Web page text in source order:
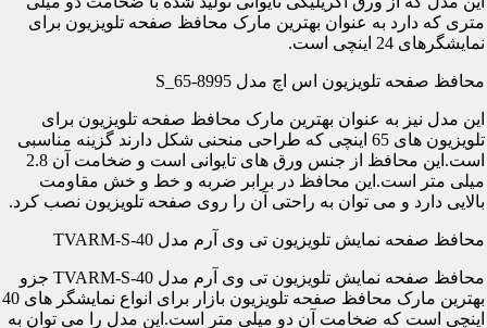
متری که دارد به عنوان بهترین مارک محافظ صفحه تلویزیون برای
نمایشگرهای 24 اینچی است.
محافظ صفحه تلویزیون اس اچ مدل S_65-8995
این مدل نیز به عنوان بهترین مارک محافظ صفحه تلویزیون برای
تلویزیون های 65 اینچی که طراحی منحنی شکل دارند گزینه مناسبی
است.این محافظ از جنس ورق های تایوانی است و ضخامت آن 2.8
میلی متر است.این محافظ در برابر ضربه و خط و خش مقاومت
بالایی دارد و می توان به راحتی آن را روی صفحه تلویزیون نصب کرد.
محافظ صفحه نمایش تلویزیون تی وی آرم مدل TVARM-S-40
محافظ صفحه نمایش تلویزیون تی وی آرم مدل TVARM-S-40 جزو
بهترین مارک محافظ صفحه تلویزیون بازار برای انواع نمایشگر های 40
اینچی است که ضخامت آن دو میلی متر است.این مدل را می توان به